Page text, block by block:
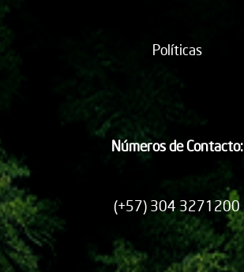
Políticas
Números de Contacto:
(+57) 304 3271200